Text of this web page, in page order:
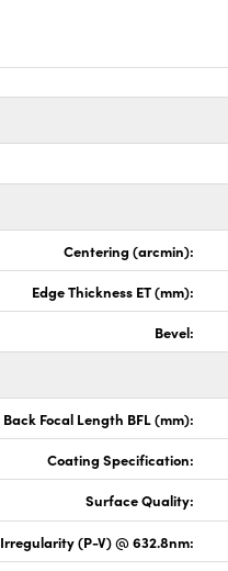
Centering (arcmin):
Edge Thickness ET (mm):
Bevel:
Back Focal Length BFL (mm):
Coating Specification:
Surface Quality:
Irregularity (P-V) @ 632.8nm: